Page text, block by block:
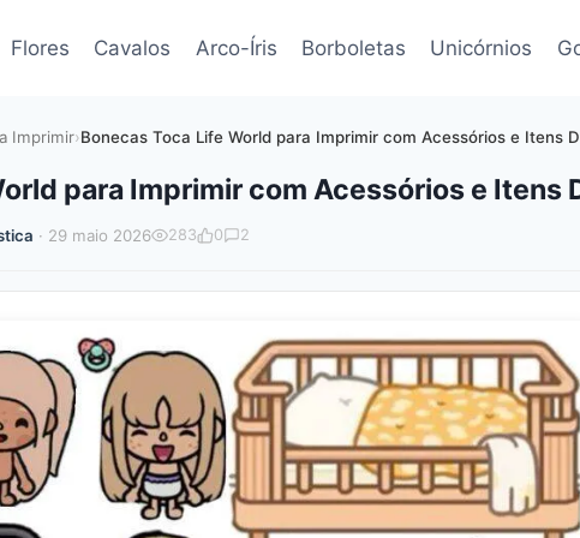
Flores Cavalos Arco-Íris Borboletas Unicórnios
Imprimir›Bonecas Toca Life World para Imprimir com Acessórios e Itens
para Imprimir com Acessórios e Itens
· 29 maio 2026 283 0 2